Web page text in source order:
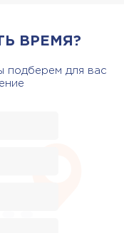
ВРЕМЯ?
подберем для вас